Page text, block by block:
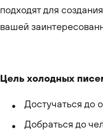
подходят для
вашей
Цель холодных
Достучаться до
Добраться до